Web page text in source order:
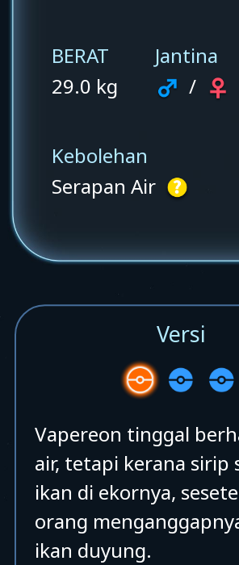
BERAT
29.0 kg
Jantina
/
Kebolehan
Serapan Air
Versi
Vapereon tinggal
air, tetapi kerana sirip
ikan di ekornya,
orang
ikan duyung.